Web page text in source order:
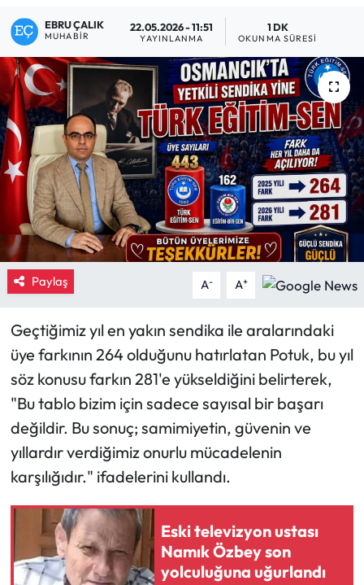
EBRU ÇALIK
MUHABIR
22.05.2026 - 11:51
YAYINLANMA
1 DK
OKUNMA SÜRESI
Paylaş A- A+
Geçtiğimiz yıl en yakın sendika ile aralarındaki
üye farkının 264 olduğunu hatırlatan Potuk, bu yıl
söz konusu farkın 281'e yükseldiğini belirterek,
"Bu tablo bizim için sadece sayısal bir başarı
değildir. Bu sonuç; samimiyetin, güvenin ve
yıllardır verdiğimiz onurlu mücadelenin
karşılığıdır." ifadelerini kullandı.
Eski televizyon ustası
Namık Özbey son
yolculuğuna uğurlandı
Dodurga Haberleri
Eğitim
Ekonomi
Güncel
İskilip Haberleri
Kargı Haberleri
Kültür Sanat
Laçin Haberleri
Magazin
Mecitözü Haberleri
Oğuzlar Haberleri
Ortaköy Haberleri
Haber Arşivi